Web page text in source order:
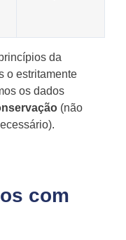
da
o estritamente
os dados
(não
com